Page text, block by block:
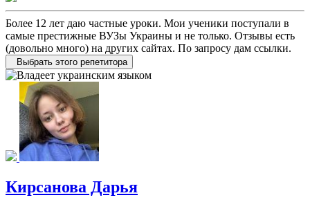
Более 12 лет даю частные уроки. Мои ученики поступали в
самые престижные ВУЗы Украины и не только. Отзывы есть
(довольно много) на других сайтах. По запросу дам ссылки.
Выбрать этого репетитора
Кирсанова Дарья